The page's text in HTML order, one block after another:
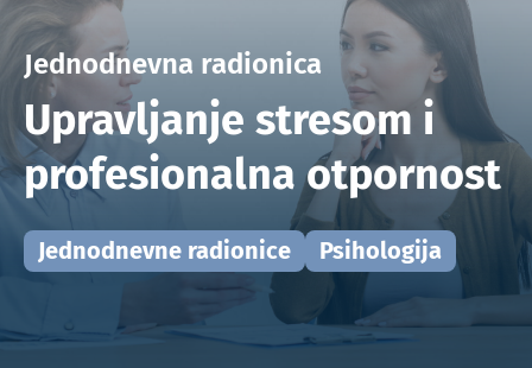
Jednodnevna radionica
Upravljanje stresom i
profesionalna otpornost
Jednodnevne radionice Psihologija